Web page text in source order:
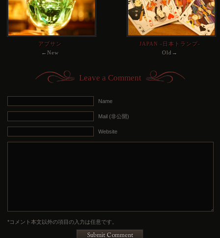
アブサン
←New
JAPAN -日本トランプ-
Old→
Leave a Comment
Name
Mail (非公開)
Website
*コメント本文以外の項目の入力は任意です。
Submit Comment